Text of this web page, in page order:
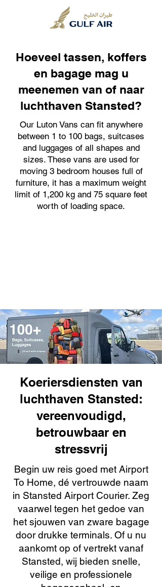
Hoeveel tassen, koffers
en bagage mag u
meenemen van of naar
luchthaven Stansted?
Our Luton Vans can fit anywhere
between 1 to 100 bags, suitcases
and luggages of all shapes and
sizes. These vans are used for
moving 3 bedroom houses full of
furniture, it has a maximum weight
limit of 1,200 kg and 75 square feet
worth of loading space.
Koeriersdiensten van
luchthaven Stansted:
vereenvoudigd,
betrouwbaar en
stressvrij
Begin uw reis goed met Airport
To Home, dé vertrouwde naam
in Stansted Airport Courier. Zeg
vaarwel tegen het gedoe van
het sjouwen van zware bagage
door drukke terminals. Of u nu
aankomt op of vertrekt vanaf
Stansted, wij bieden snelle,
veilige en professionele